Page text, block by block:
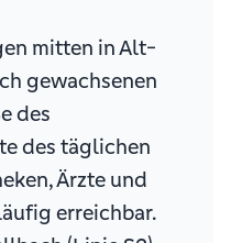
mitten in Alt-
gewachsenen
des
des täglichen
Ärzte und
erreichbar.